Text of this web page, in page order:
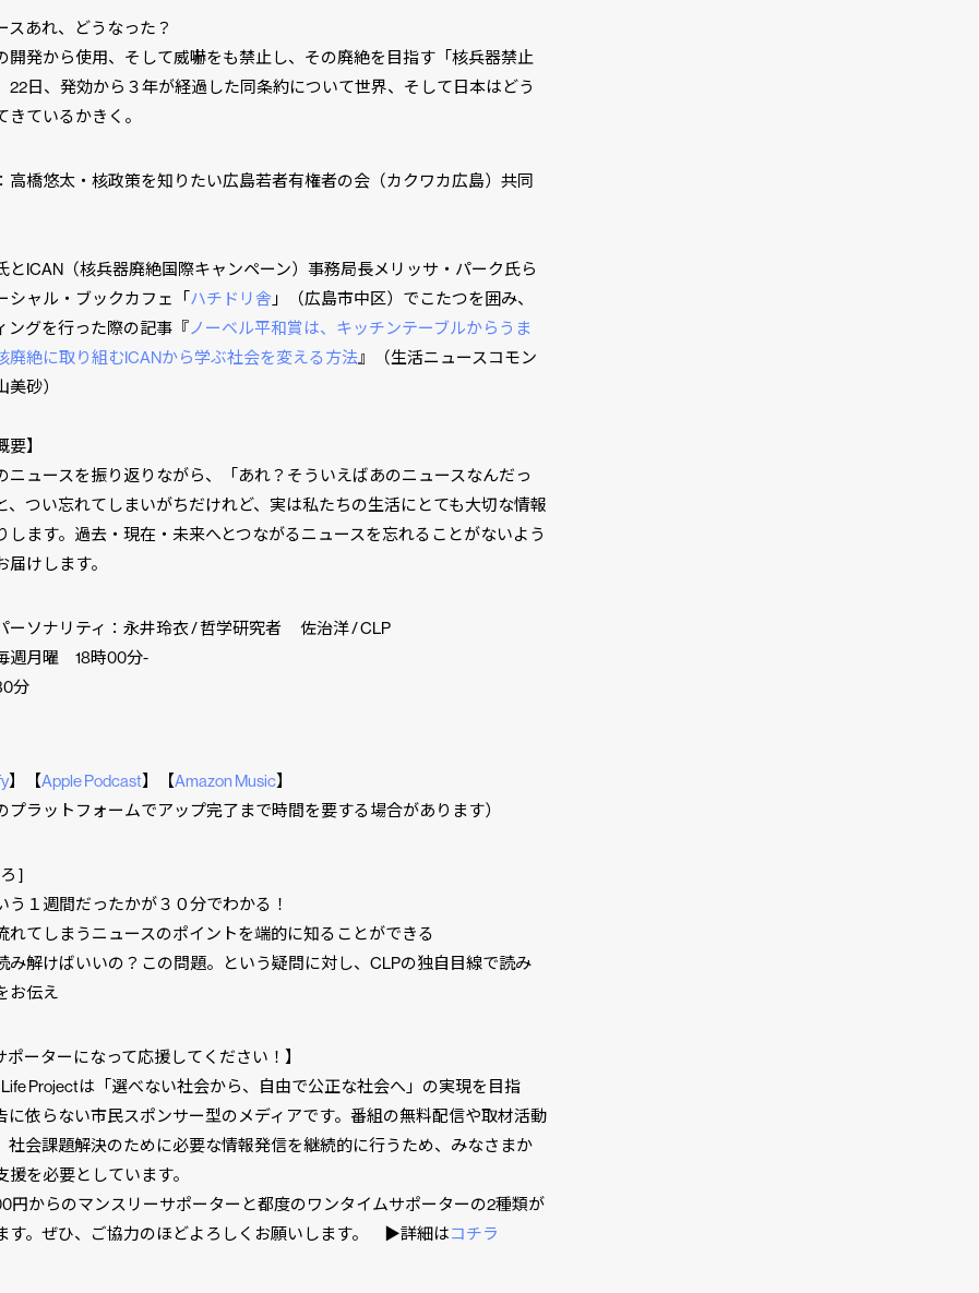
あれ、どうなった？
開発から使用、そして威嚇をも禁止し、その廃絶を目指す「核兵器禁止
22日、発効から３年が経過した同条約について世界、そして日本はどう
きているかきく。
高橋悠太・核政策を知りたい広島若者有権者の会（カクワカ広島）共同
とICAN（核兵器廃絶国際キャンペーン）事務局長メリッサ・パーク氏ら
シャル・ブックカフェ「ハチドリ舎 」（広島市中区）でこたつを囲み、
ングを行った際の記事『ノーベル平和賞は、キッチンテーブルからうま
絶に取り組むICANから学ぶ社会を変える方法』（生活ニュースコモン
美砂）
要】
ニュースを振り返りながら、「あれ？そういえばあのニュースなんだっ
、つい忘れてしまいがちだけれど、実は私たちの生活にとても大切な情報
します。過去・現在・未来へとつながるニュースを忘れることがないよう
届けします。
ーソナリティ：永井玲衣 / 哲学研究者 佐治洋 / CLP
週月曜 18時00分-
分
】⁠⁠⁠⁠【Apple Podcast】⁠⁠⁠⁠【Amazon Music】⁠⁠⁠⁠
プラットフォームでアップ完了まで時間を要する場合があります）
]
１週間だったかが３０分でわかる！
てしまうニュースのポイントを端的に知ることができる
解けばいいの？この問題。という疑問に対し、CLPの独自目線で読み
お伝え
ポーターになって応援してください！】
Projectは「選べない社会から、自由で公正な社会へ」の実現を目指
に依らない市民スポンサー型のメディアです。番組の無料配信や取材活動
社会課題解決のために必要な情報発信を継続的に行うため、みなさまか
援を必要としています。
円からのマンスリーサポーターと都度のワンタイムサポーターの2種類が
す。ぜひ、ご協力のほどよろしくお願いします。 ▶︎詳細はコチラ